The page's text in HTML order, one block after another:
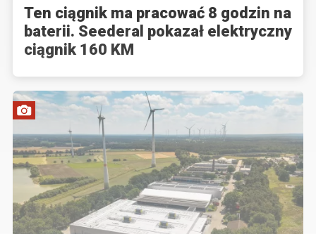
Ten ciągnik ma pracować 8 godzin na
baterii. Seederal pokazał elektryczny
ciągnik 160 KM